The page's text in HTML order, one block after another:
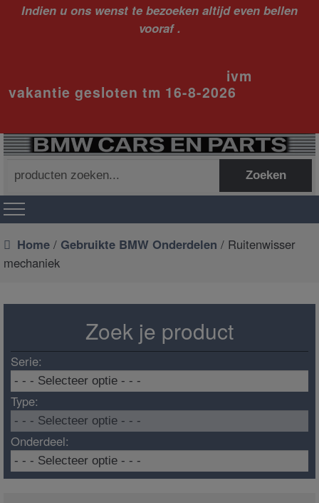
Indien u ons wenst te bezoeken altijd even bellen
vooraf .
ivm
vakantie gesloten tm 16-8-2026
naar:
Zoeken
Home / Gebruikte BMW Onderdelen / Ruitenwisser
mechaniek
Zoek je product
Serie:
Type:
Onderdeel: